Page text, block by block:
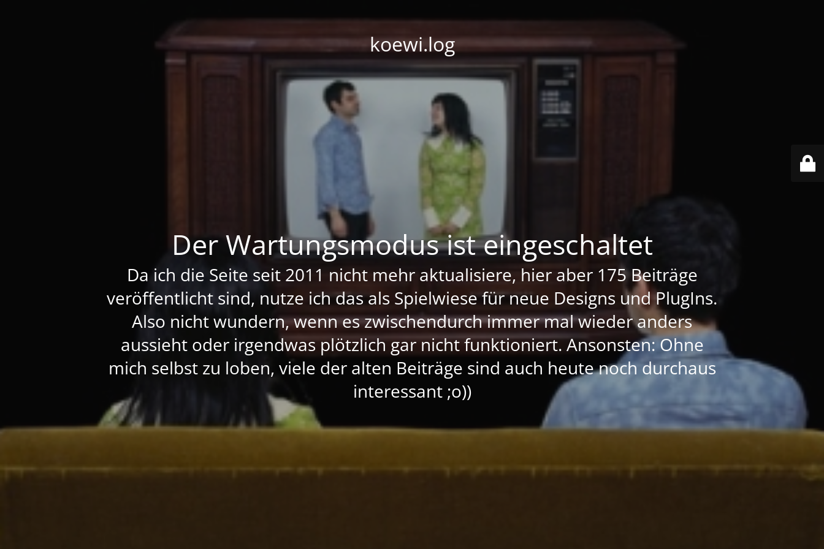
koewi.log
Der Wartungsmodus ist eingeschaltet
Da ich die Seite seit 2011 nicht mehr aktualisiere, hier aber 175 Beiträge
veröffentlicht sind, nutze ich das als Spielwiese für neue Designs und PlugIns.
Also nicht wundern, wenn es zwischendurch immer mal wieder anders
aussieht oder irgendwas plötzlich gar nicht funktioniert. Ansonsten: Ohne
mich selbst zu loben, viele der alten Beiträge sind auch heute noch durchaus
interessant ;o))